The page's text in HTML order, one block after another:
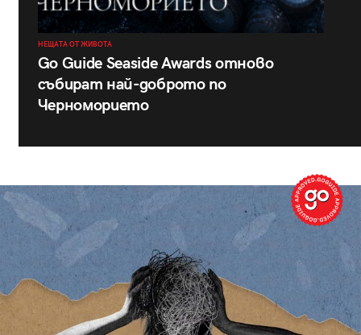
НЕЩАТА ОТ ЖИВОТА
Go Guide Seaside Awards отново
събират най-доброто по
Черноморието